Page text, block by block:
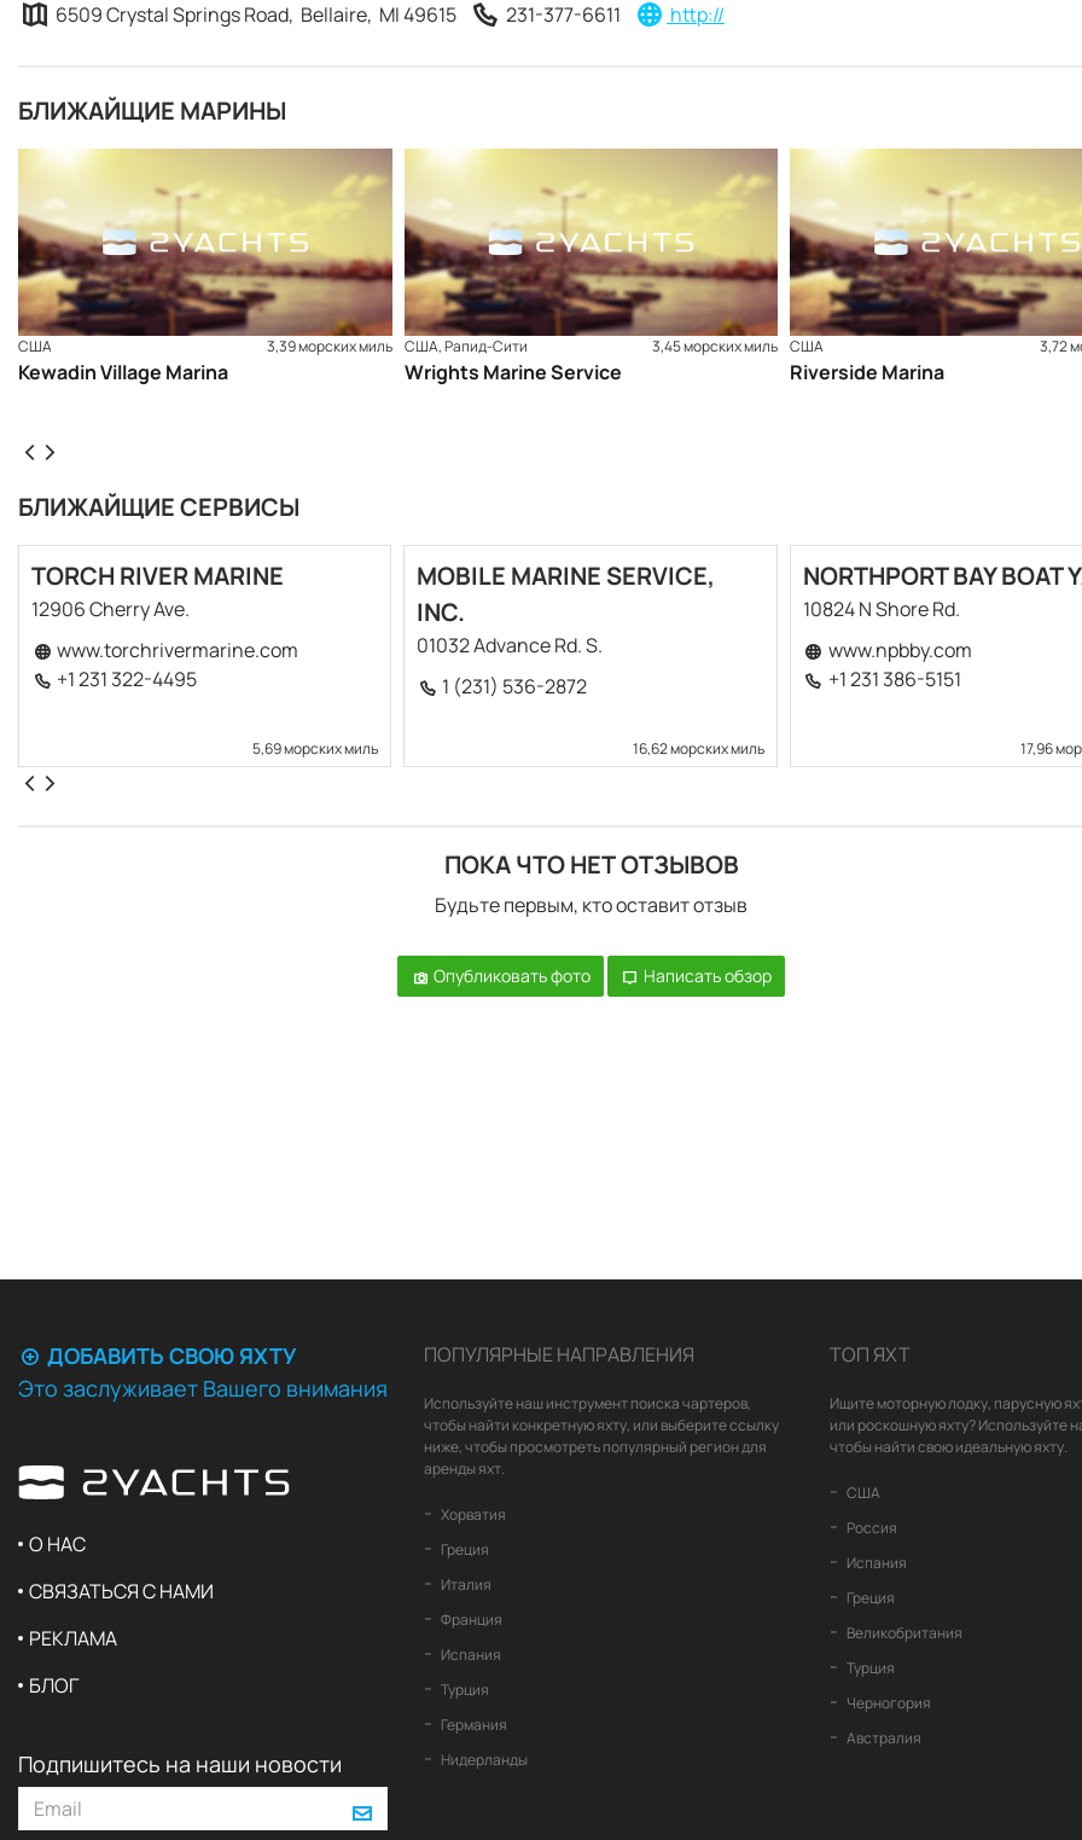
6509 Crystal Springs Road, Bellaire, MI 49615 231-377-6611 http://
БЛИЖАЙЩИЕ МАРИНЫ
США 3,39 морских миль
Kewadin Village Marina
США, Рапид-Сити 3,45 морских миль
Wrights Marine Service
США 3,72
Riverside Marina
БЛИЖАЙЩИЕ СЕРВИСЫ
TORCH RIVER MARINE
12906 Cherry Ave.
www.torchrivermarine.com
+1 231 322-4495
5,69 морских миль
MOBILE MARINE SERVICE,
INC.
01032 Advance Rd. S.
1 (231) 536-2872
16,62 морских миль
NORTHPORT BAY BOAT
10824 N Shore Rd.
www.npbby.com
+1 231 386-5151
17,96
ПОКА ЧТО НЕТ ОТЗЫВОВ
Будьте первым, кто оставит отзыв
Опубликовать фото Написать обзор
ДОБАВИТЬ СВОЮ ЯХТУ
Это заслуживает Вашего внимания
О НАС
СВЯЗАТЬСЯ С НАМИ
РЕКЛАМА
БЛОГ
Подпишитесь на наши новости
ПОПУЛЯРНЫЕ НАПРАВЛЕНИЯ
Используйте наш инструмент поиска чартеров,
чтобы найти конкретную яхту, или выберите ссылку
ниже, чтобы просмотреть популярный регион для
аренды яхт.
Хорватия
Греция
Италия
Франция
Испания
Турция
Германия
Нидерланды
ТОП ЯХТ
Ищите моторную лодку, парусную
или роскошную яхту? Используйте
чтобы найти свою идеальную яхту.
США
Россия
Испания
Греция
Великобритания
Турция
Черногория
Австралия